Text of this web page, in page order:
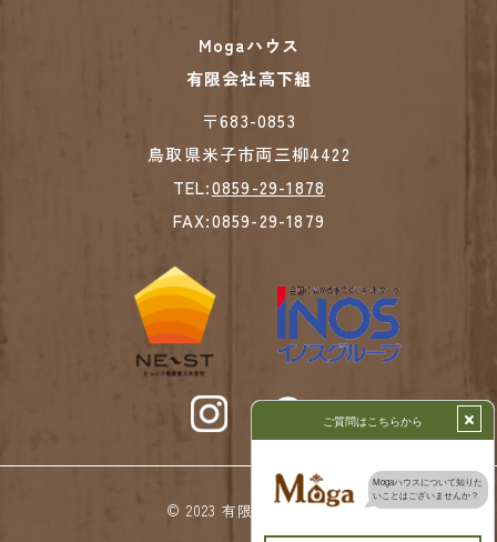
Mogaハウス
有限会社高下組
​​​​​​​〒683-0853
鳥取県米子市両三柳4422
TEL:0859-29-1878
FAX:0859-29-1879
© 2023 有限会社高下組